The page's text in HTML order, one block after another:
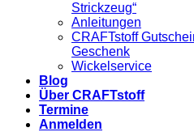
Strickzeug“
Anleitungen
CRAFTstoff
Geschenk
Wickelservice
Blog
Über CRAFTstoff
Termine
Anmelden